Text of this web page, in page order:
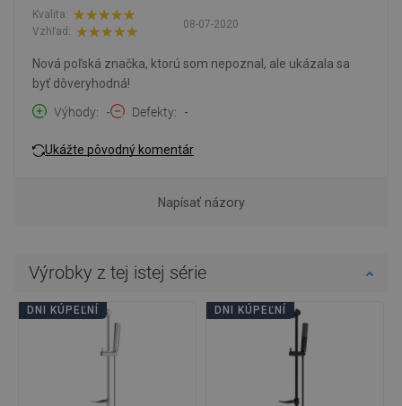
08-07-2020
Kvalita:
Vzhľad:
Nová poľská značka, ktorú som nepoznal, ale ukázala sa
byť dôveryhodná!
Výhody
- Defekty -
Ukážte pôvodný komentár
Napísať názory
Výrobky z tej istej série
DNI KÚPEĽNÍ DNI KÚPEĽNÍ